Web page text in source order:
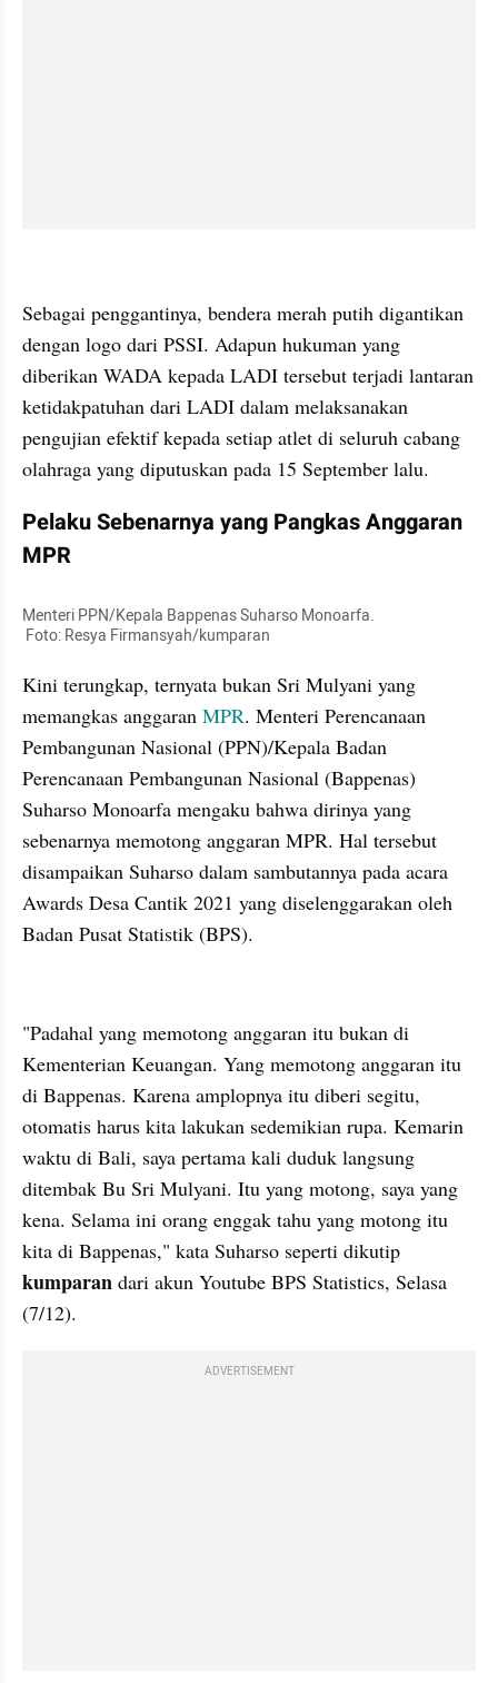
Sebagai penggantinya, bendera merah putih digantikan
dengan logo dari PSSI. Adapun hukuman yang
diberikan WADA kepada LADI tersebut terjadi lantaran
ketidakpatuhan dari LADI dalam melaksanakan
pengujian efektif kepada setiap atlet di seluruh cabang
olahraga yang diputuskan pada 15 September lalu.
Pelaku Sebenarnya yang Pangkas Anggaran
MPR
Menteri PPN/Kepala Bappenas Suharso Monoarfa.
Foto: Resya Firmansyah/kumparan
Kini terungkap, ternyata bukan Sri Mulyani yang
memangkas anggaran MPR. Menteri Perencanaan
Pembangunan Nasional (PPN)/Kepala Badan
Perencanaan Pembangunan Nasional (Bappenas)
Suharso Monoarfa mengaku bahwa dirinya yang
sebenarnya memotong anggaran MPR. Hal tersebut
disampaikan Suharso dalam sambutannya pada acara
Awards Desa Cantik 2021 yang diselenggarakan oleh
Badan Pusat Statistik (BPS).
"Padahal yang memotong anggaran itu bukan di
Kementerian Keuangan. Yang memotong anggaran itu
di Bappenas. Karena amplopnya itu diberi segitu,
otomatis harus kita lakukan sedemikian rupa. Kemarin
waktu di Bali, saya pertama kali duduk langsung
ditembak Bu Sri Mulyani. Itu yang motong, saya yang
kena. Selama ini orang enggak tahu yang motong itu
kumparan dari akun Youtube BPS Statistics, Selasa
(7/12).
ADVERTISEMENT